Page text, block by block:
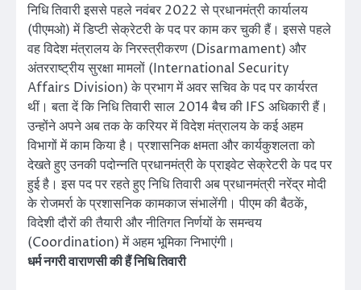
निधि तिवारी इससे पहले नवंबर 2022 से प्रधानमंत्री कार्यालय
(पीएमओ) में डिप्टी सेक्रेटरी के पद पर काम कर चुकी हैं। इससे पहले
वह विदेश मंत्रालय के निरस्त्रीकरण (Disarmament) और
अंतरराष्ट्रीय सुरक्षा मामलों (International Security
Affairs Division) के प्रभाग में अवर सचिव के पद पर कार्यरत
थीं। बता दें कि निधि तिवारी साल 2014 बैच की IFS अधिकारी हैं।
उन्होंने अपने अब तक के करियर में विदेश मंत्रालय के कई अहम
विभागों में काम किया है। प्रशासनिक क्षमता और कार्यकुशलता को
देखते हुए उनकी पदोन्नति प्रधानमंत्री के प्राइवेट सेक्रेटरी के पद पर
हुई है। इस पद पर रहते हुए निधि तिवारी अब प्रधानमंत्री नरेंद्र मोदी
के रोजमर्रा के प्रशासनिक कामकाज संभालेंगी। पीएम की बैठकें,
विदेशी दौरों की तैयारी और नीतिगत निर्णयों के समन्वय
(Coordination) में अहम भूमिका निभाएंगी।
धर्म नगरी वाराणसी की हैं निधि तिवारी